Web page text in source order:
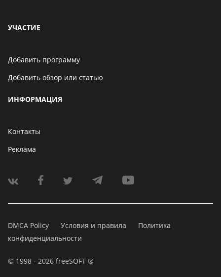
УЧАСТИЕ
Добавить программу
Добавить обзор или статью
ИНФОРМАЦИЯ
Контакты
Реклама
DMCA Policy Условия и правила
Политика
конфиденциальности
© 1998 - 2026 freeSOFT ®